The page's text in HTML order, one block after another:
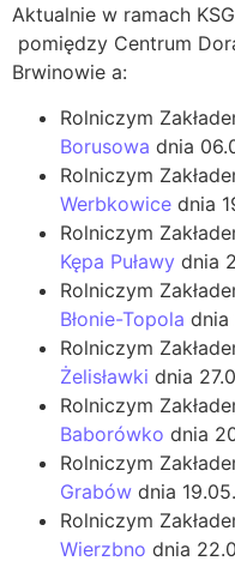
Aktualnie w ramach
pomiędzy Centrum
Brwinowie a:
Rolniczym
Borusowa dnia
Rolniczym
Werbkowice dnia
Rolniczym
Kępa Puławy dnia
Rolniczym
Błonie-Topola dnia
Rolniczym
Żelisławki dnia
Rolniczym
Baborówko dnia
Rolniczym
Grabów dnia
Rolniczym
Wierzbno dnia